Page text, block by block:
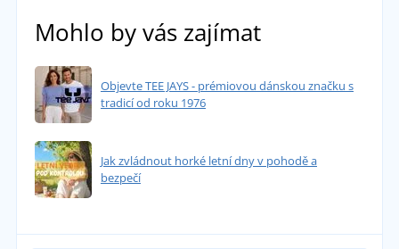
Mohlo by vás zajímat
Objevte TEE JAYS - prémiovou dánskou značku s
tradicí od roku 1976
Jak zvládnout horké letní dny v pohodě a
bezpečí